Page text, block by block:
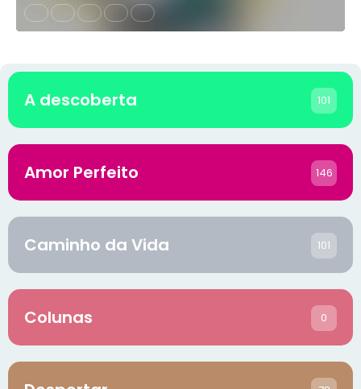
A descoberta 101
Amor Perfeito 146
Caminho da Vida 101
Colunas 0